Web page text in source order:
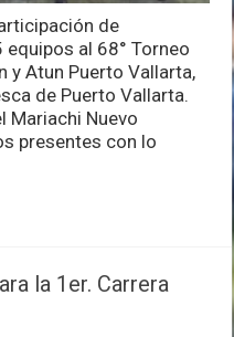
de
al 68° Torneo
y Atun Puerto Vallarta,
de Puerto Vallarta.
Mariachi Nuevo
presentes con lo
la 1er. Carrera